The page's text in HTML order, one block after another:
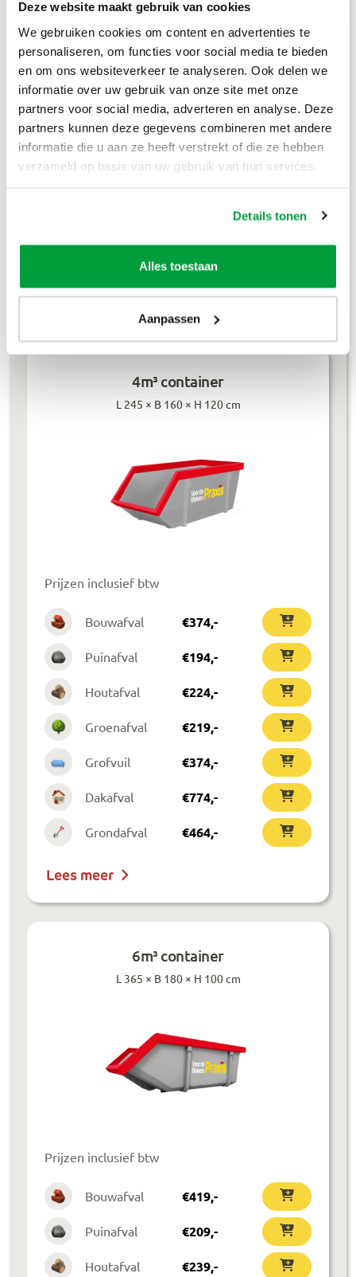
Deze website maakt gebruik van cookies
We gebruiken cookies om content en advertenties te
personaliseren, om functies voor social media te bieden
en om ons websiteverkeer te analyseren. Ook delen we
informatie over uw gebruik van onze site met onze
partners voor social media, adverteren en analyse. Deze
partners kunnen deze gegevens combineren met andere
informatie die u aan ze heeft verstrekt of die ze hebben
verzameld op basis van uw gebruik van hun services.
Details tonen
Alles toestaan
Aanpassen
Prijzen inclusief btw
Bouwafval €304,-
179
Houtafval €199,-
Groenafval €194,-
Lees meer
4m³ container
L 245 × B 160 × H 120 cm
Prijzen inclusief btw
Bouwafval €374,-
Puinafval €194,-
Houtafval €224,-
Groenafval €219,-
Grofvuil €374,-
Dakafval €774,-
Grondafval €464,-
Lees meer
6m³ container
L 365 × B 180 × H 100 cm
Prijzen inclusief btw
Bouwafval €419,-
Puinafval €209,-
Houtafval €239,-